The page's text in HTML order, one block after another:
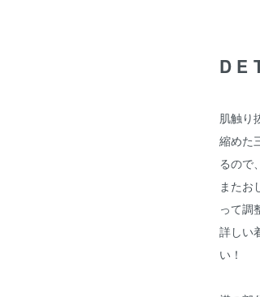
肌触り
縮めた
るので
またお
って調
詳しい
い！